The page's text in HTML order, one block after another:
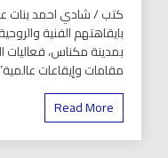
كتب / شادي احمد بنات
بايقاهتهم الفنية
بمدينة مكناس،
مقامات وإيقاعات
Read More